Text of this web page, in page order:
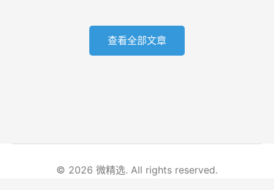
查看全部文章
© 2026 微精选. All rights reserved.